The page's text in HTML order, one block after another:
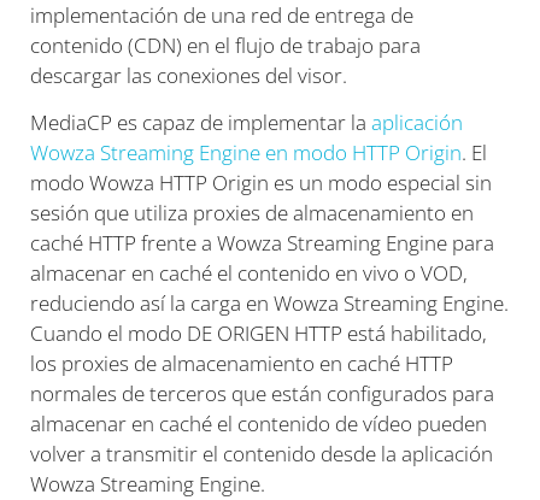
implementación de una red de entrega de
contenido (CDN) en el flujo de trabajo para
descargar las conexiones del visor.
MediaCP es capaz de implementar la aplicación
Wowza Streaming Engine en modo HTTP Origin. El
modo Wowza HTTP Origin es un modo especial sin
sesión que utiliza proxies de almacenamiento en
caché HTTP frente a Wowza Streaming Engine para
almacenar en caché el contenido en vivo o VOD,
reduciendo así la carga en Wowza Streaming Engine.
Cuando el modo DE ORIGEN HTTP está habilitado,
los proxies de almacenamiento en caché HTTP
normales de terceros que están configurados para
almacenar en caché el contenido de vídeo pueden
volver a transmitir el contenido desde la aplicación
Wowza Streaming Engine.